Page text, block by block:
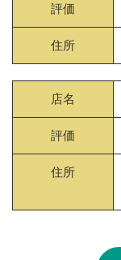
評価
住所
店名
評価
住所